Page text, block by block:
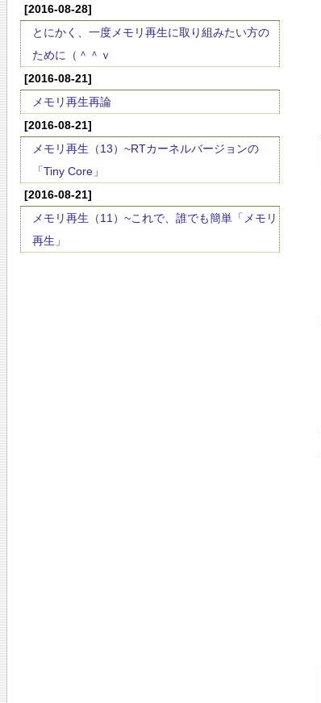
[2016-08-28]
とにかく、一度メモリ再生に取り組みたい方の
ために（＾＾ｖ
[2016-08-21]
メモリ再生再論
[2016-08-21]
メモリ再生（13）~RTカーネルバージョンの
「Tiny Core」
[2016-08-21]
メモリ再生（11）~これで、誰でも簡単「メモリ
再生」